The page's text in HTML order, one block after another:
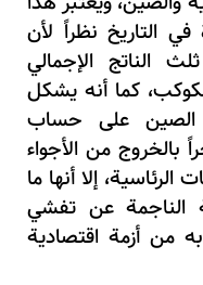
في التاريخ نظراً لأن
الناتج الإجمالي
كما أنه يشكل
الصين على حساب
بالخروج من الأجواء
إلا أنها ما
الناجمة عن تفشي
يرتبط به من أزمة اقتصادية